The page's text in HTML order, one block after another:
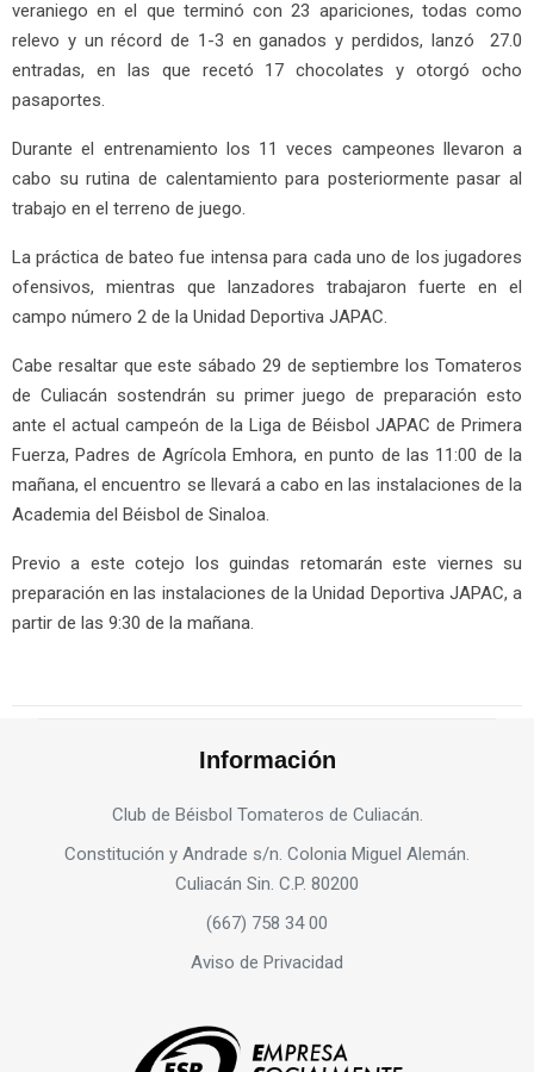
veraniego en el que terminó con 23 apariciones, todas como
relevo y un récord de 1-3 en ganados y perdidos, lanzó 27.0
entradas, en las que recetó 17 chocolates y otorgó ocho
pasaportes.
Durante el entrenamiento los 11 veces campeones llevaron a
cabo su rutina de calentamiento para posteriormente pasar al
trabajo en el terreno de juego.
La práctica de bateo fue intensa para cada uno de los jugadores
ofensivos, mientras que lanzadores trabajaron fuerte en el
campo número 2 de la Unidad Deportiva JAPAC.
Cabe resaltar que este sábado 29 de septiembre los Tomateros
de Culiacán sostendrán su primer juego de preparación esto
ante el actual campeón de la Liga de Béisbol JAPAC de Primera
Fuerza, Padres de Agrícola Emhora, en punto de las 11:00 de la
mañana, el encuentro se llevará a cabo en las instalaciones de la
Academia del Béisbol de Sinaloa.
Previo a este cotejo los guindas retomarán este viernes su
preparación en las instalaciones de la Unidad Deportiva JAPAC, a
partir de las 9:30 de la mañana.
Información
Club de Béisbol Tomateros de Culiacán.
Constitución y Andrade s/n. Colonia Miguel Alemán.
Culiacán Sin. C.P. 80200
(667) 758 34 00
Aviso de Privacidad